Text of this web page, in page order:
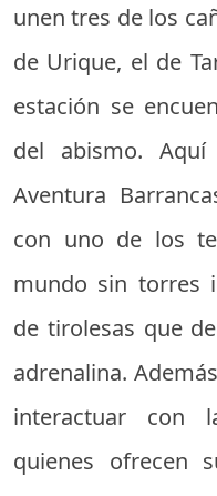
unen tres de los
de Urique, el de
estación se
del abismo.
Aventura
con uno de los
mundo sin torres
de tirolesas que
adrenalina.
interactuar con
quienes ofrecen